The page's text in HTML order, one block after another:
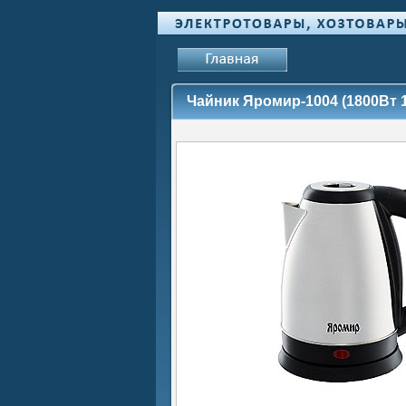
Чайник Яромир-1004 (1800Вт